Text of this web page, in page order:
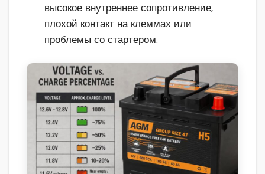
высокое внутреннее сопротивление,
плохой контакт на клеммах или
проблемы со стартером.